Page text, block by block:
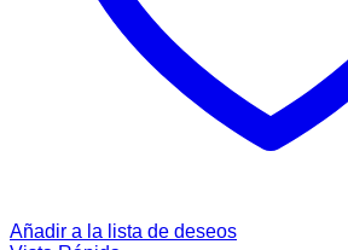
Añadir a la lista de deseos